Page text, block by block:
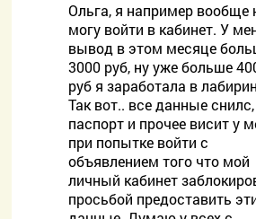
Ольга, я например вообще
могу войти в кабинет. У
вывод в этом месяце
3000 руб, ну уже больше
руб я заработала в
Так вот.. все данные снилс,
паспорт и прочее висит у
при попытке войти с
объявлением того что мой
личный кабинет
просьбой предоставить